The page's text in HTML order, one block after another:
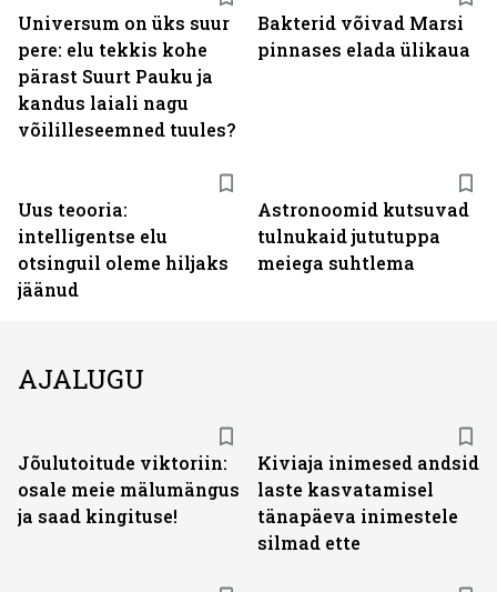
Universum on üks suur
pere: elu tekkis kohe
pärast Suurt Pauku ja
kandus laiali nagu
võililleseemned tuules?
Bakterid võivad Marsi
pinnases elada ülikaua
Uus teooria:
intelligentse elu
otsinguil oleme hiljaks
jäänud
Astronoomid kutsuvad
tulnukaid jututuppa
meiega suhtlema
AJALUGU
Jõulutoitude viktoriin:
osale meie mälumängus
ja saad kingituse!
Kiviaja inimesed andsid
laste kasvatamisel
tänapäeva inimestele
silmad ette